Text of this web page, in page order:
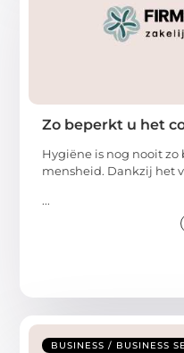
Zo beperkt u het
Hygiëne is nog nooit
mensheid. Dankzij het
...
BUSINESS / BUSINESS